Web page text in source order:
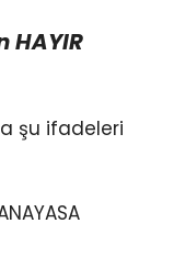
HAYIR
şu ifadeleri